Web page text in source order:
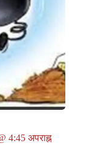
4:45 अपराह्न